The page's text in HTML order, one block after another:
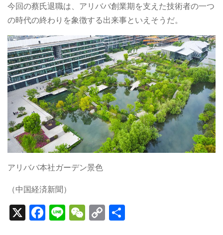
今回の蔡氏退職は、アリババ創業期を支えた技術者の一つ
の時代の終わりを象徴する出来事といえそうだ。
アリババ本社ガーデン景色
（中国経済新聞）
X F
a
Li
n
W
e
C
o